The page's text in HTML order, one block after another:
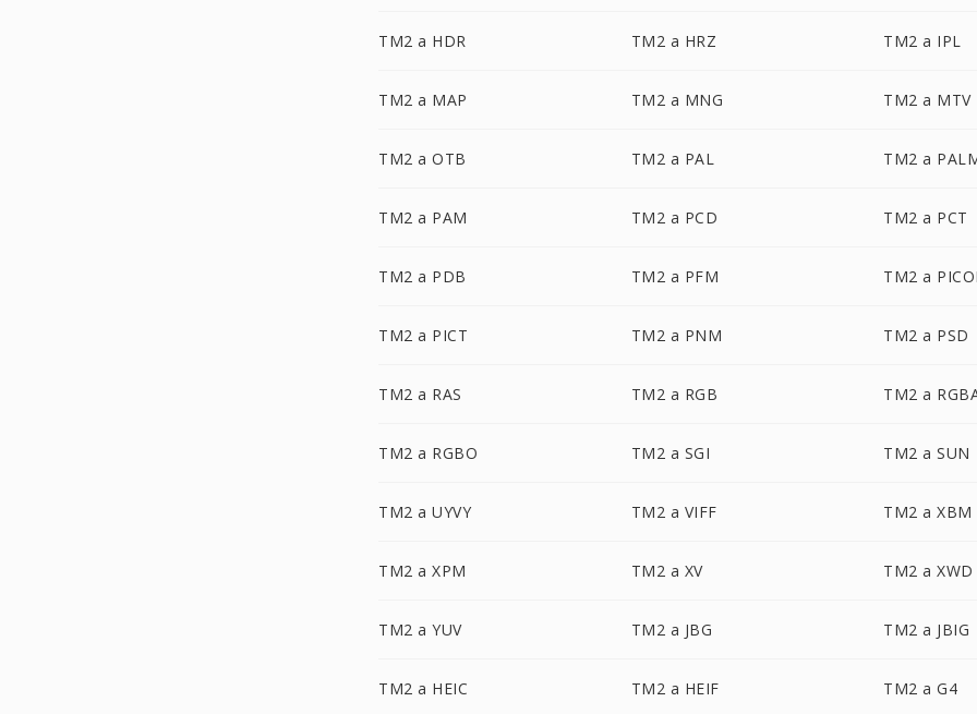
TM2 a HDR TM2 a HRZ TM2 a IPL
TM2 a MAP TM2 a MNG TM2 a MTV
TM2 a OTB TM2 a PAL TM2 a
TM2 a PAM TM2 a PCD TM2 a PCT
TM2 a PDB TM2 a PFM TM2 a
TM2 a PICT TM2 a PNM TM2 a PSD
TM2 a RAS TM2 a RGB TM2 a
TM2 a RGBO TM2 a SGI TM2 a SUN
TM2 a UYVY TM2 a VIFF TM2 a XBM
TM2 a XPM TM2 a XV TM2 a XWD
TM2 a YUV TM2 a JBG TM2 a JBIG
TM2 a HEIC TM2 a HEIF TM2 a G4